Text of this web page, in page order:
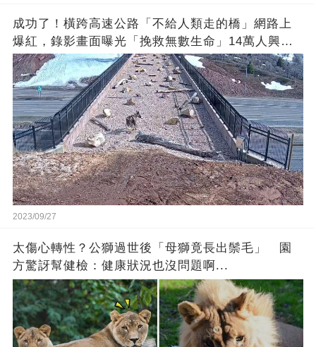
成功了！橫跨高速公路「不給人類走的橋」網路上
爆紅，錄影畫面曝光「挽救無數生命」14萬人興奮
歡呼
2023/09/27
太傷心轉性？公獅過世後「母獅竟長出鬃毛」 園
方驚訝幫健檢：健康狀況也沒問題啊...